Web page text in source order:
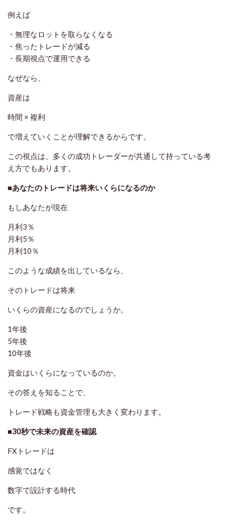
例えば
・無理なロットを取らなくなる
・焦ったトレードが減る
・長期視点で運用できる
なぜなら、
資産は
時間 × 複利
で増えていくことが理解できるからです。
この視点は、多くの成功トレーダーが共通して持っている考
え方でもあります。
■あなたのトレードは将来いくらになるのか
もしあなたが現在
月利3％
月利5％
月利10％
このような成績を出しているなら、
そのトレードは将来
いくらの資産になるのでしょうか。
1年後
5年後
10年後
資金はいくらになっているのか。
その答えを知ることで、
トレード戦略も資金管理も大きく変わります。
■30秒で未来の資産を確認
FXトレードは
感覚ではなく
数字で設計する時代
です。